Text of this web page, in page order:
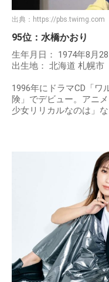
出典： https://pbs.twimg.com
95位：水橋かおり
生年月日： 1974年8月
出生地： 北海道 札幌市
1996年にドラマCD「ワ
険」でデビュー。アニ
少女リリカルなのは」